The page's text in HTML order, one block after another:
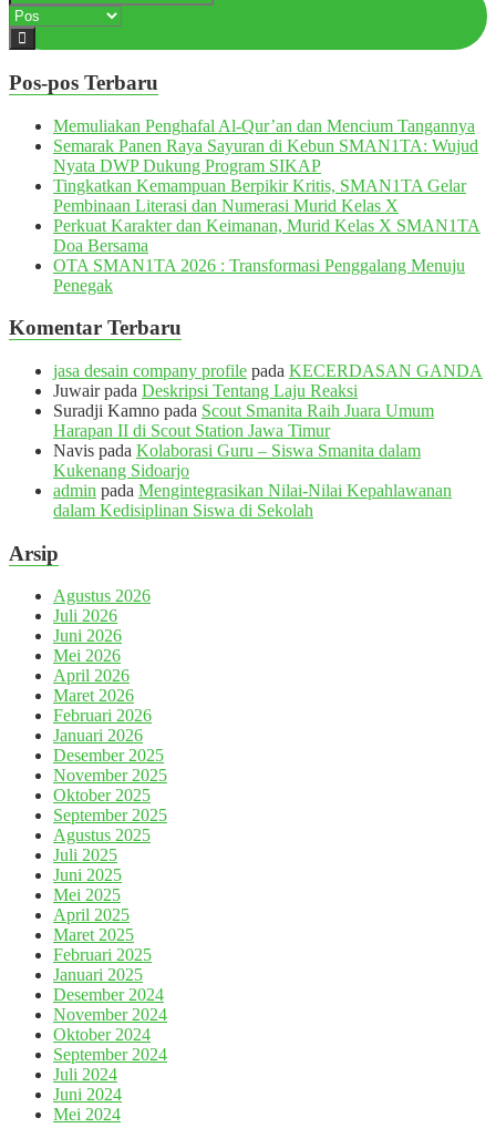
Pos-pos Terbaru
Memuliakan Penghafal Al-Qur’an dan Mencium Tangannya
Semarak Panen Raya Sayuran di Kebun SMAN1TA: Wujud
Nyata DWP Dukung Program SIKAP
Tingkatkan Kemampuan Berpikir Kritis, SMAN1TA Gelar
Pembinaan Literasi dan Numerasi Murid Kelas X
Perkuat Karakter dan Keimanan, Murid Kelas X SMAN1TA
Doa Bersama
OTA SMAN1TA 2026 : Transformasi Penggalang Menuju
Penegak
Komentar Terbaru
jasa desain company profile pada KECERDASAN GANDA
Juwairpada Deskripsi Tentang Laju Reaksi
Suradji Kamno pada Scout Smanita Raih Juara Umum
Harapan II di Scout Station Jawa Timur
Navis pada Kolaborasi Guru – Siswa Smanita dalam
Kukenang Sidoarjo
admin pada Mengintegrasikan Nilai-Nilai Kepahlawanan
dalam Kedisiplinan Siswa di Sekolah
Arsip
Agustus 2026
Juli 2026
Juni 2026
Mei 2026
April 2026
Maret 2026
Februari 2026
Januari 2026
Desember 2025
November 2025
Oktober 2025
September 2025
Agustus 2025
Juli 2025
Juni 2025
Mei 2025
April 2025
Maret 2025
Februari 2025
Januari 2025
Desember 2024
November 2024
Oktober 2024
September 2024
Juli 2024
Juni 2024
Mei 2024